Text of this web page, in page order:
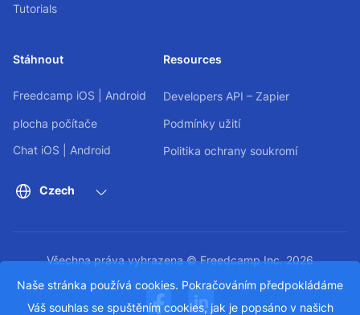
Naše stránka používá cookies. Pokračováním předpokládáme
Váš souhlas se spuštěním cookies, jak je popsáno v našich
Tutorials
Stáhnout
Freedcamp iOS Android
plocha počítače
Chat iOS Android
Resources
Developers API – Zapier
Podmínky užití
Politika ochrany soukromí
Všechna práva vyhrazena © Freedcamp Inc. 2026
Czech